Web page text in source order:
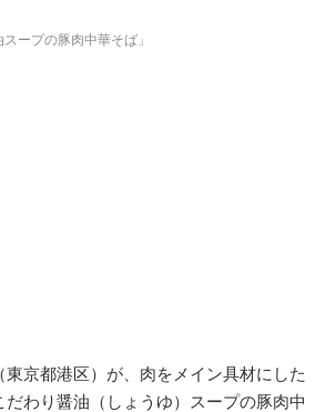
スープの豚肉中華そば」
京都港区）が、肉をメイン具材にした
わり醤油（しょうゆ）スープの豚肉中